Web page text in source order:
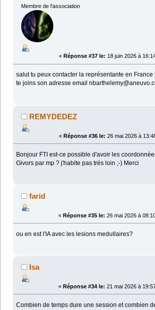
Membre de l'association
« Réponse #37 le: 18 juin 2026 à
salut tu peux contacter la représentante en
te joins son adresse email
REMYDEDEZ
« Réponse #36 le: 26 mai 2026 à
Bonjour FTI est-ce possible d'avoir les
Givors par mp ? j'habite pas trés loin ;-) Merci
farid
« Réponse #35 le: 26 mai 2026 à
ou en est l'IA avec les lesions medullaires?
Isa
« Réponse #34 le: 21 mai 2026 à
Combien de temps dure une session et combien